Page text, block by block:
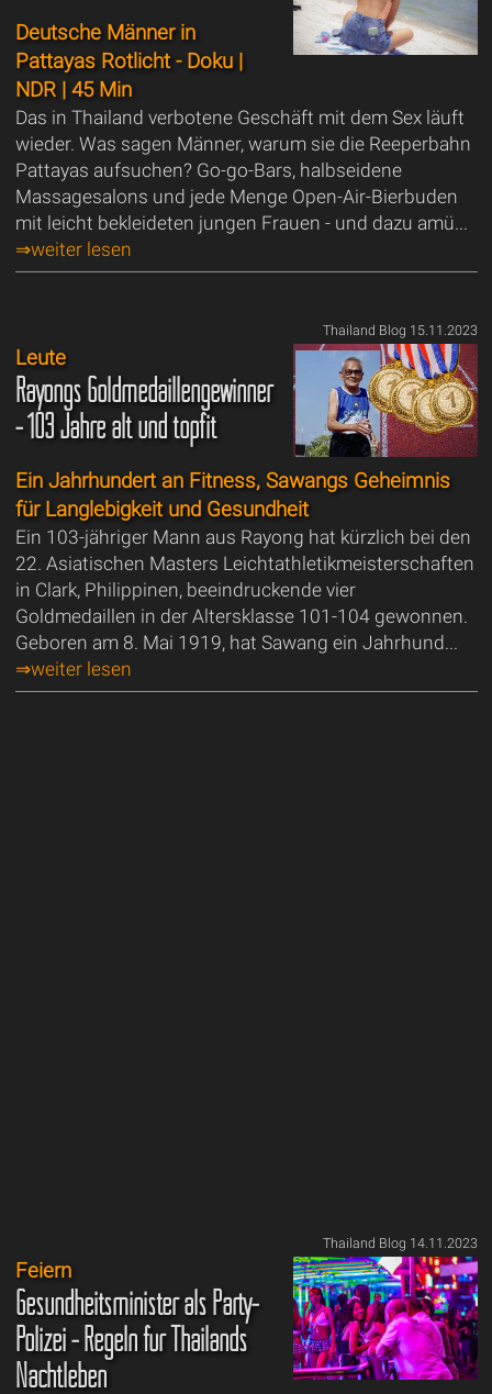
Deutsche Männer in
Pattayas Rotlicht - Doku |
NDR | 45 Min
Das in Thailand verbotene Geschäft mit dem Sex läuft
wieder. Was sagen Männer, warum sie die Reeperbahn
Pattayas aufsuchen? Go-go-Bars, halbseidene
Massagesalons und jede Menge Open-Air-Bierbuden
mit leicht bekleideten jungen Frauen - und dazu amü...
⇒weiter lesen
Thailand Blog 15.11.2023
Leute
Rayongs Goldmedaillengewinner
- 103 Jahre alt und topfit
Ein Jahrhundert an Fitness, Sawangs Geheimnis
für Langlebigkeit und Gesundheit
Ein 103-jähriger Mann aus Rayong hat kürzlich bei den
22. Asiatischen Masters Leichtathletikmeisterschaften
in Clark, Philippinen, beeindruckende vier
Goldmedaillen in der Altersklasse 101-104 gewonnen.
Geboren am 8. Mai 1919, hat Sawang ein Jahrhund...
⇒weiter lesen
Thailand Blog 14.11.2023
Feiern
Gesundheitsminister als Party-
Polizei - Regeln für Thailands
Nachtleben